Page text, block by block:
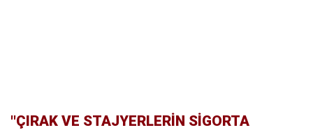
''ÇIRAK VE STAJYERLERİN SİGORTA